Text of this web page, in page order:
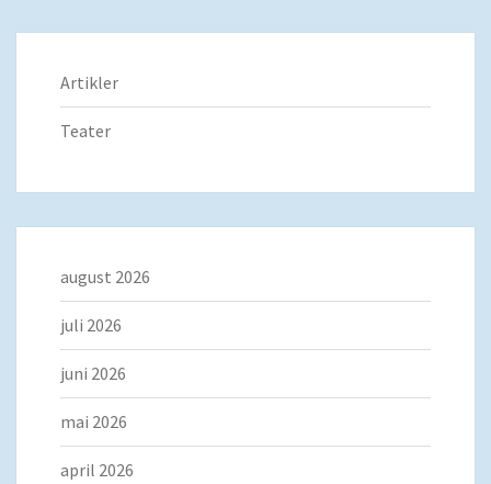
Artikler
Teater
august 2026
juli 2026
juni 2026
mai 2026
april 2026